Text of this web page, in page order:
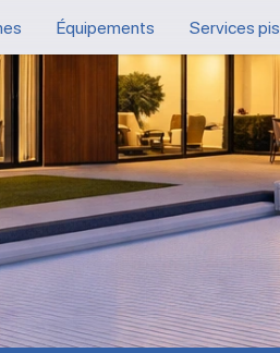
Équipements Services